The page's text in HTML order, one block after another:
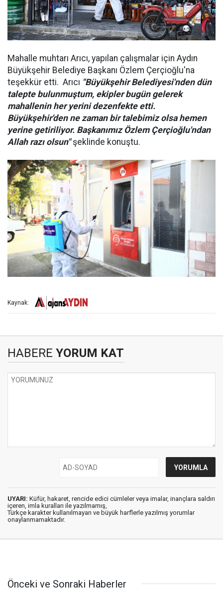
Mahalle muhtarı Arıcı, yapılan çalışmalar için Aydın
Büyükşehir Belediye Başkanı Özlem Çerçioğlu'na
teşekkür etti. Arıcı "Büyükşehir Belediyesi'nden dün
talepte bulunmuştum, ekipler bugün gelerek
mahallenin her yerini dezenfekte etti.
Büyükşehir'den ne zaman bir talebimiz olsa hemen
yerine getiriliyor. Başkanımız Özlem Çerçioğlu'ndan
Allah razı olsun"şeklinde konuştu.
Kaynak:
HABERE YORUM KAT
UYARI: Küfür, hakaret, rencide edici cümleler veya imalar, inançlara saldırı
içeren, imla kuralları ile yazılmamış,
Türkçe karakter kullanılmayan ve büyük harflerle yazılmış yorumlar
onaylanmamaktadır.
Önceki ve Sonraki Haberler